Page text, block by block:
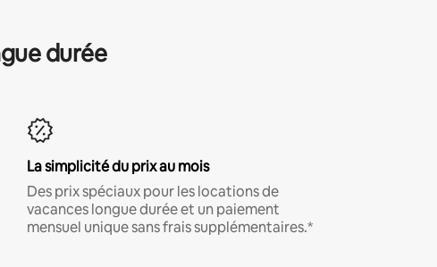
durée
La simplicité du prix au mois
Des prix spéciaux pour les locations de
vacances longue durée et un paiement
mensuel unique sans frais supplémentaires.*